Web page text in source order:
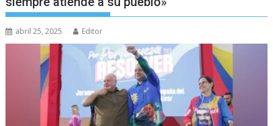
abril 25, 2025 Editor